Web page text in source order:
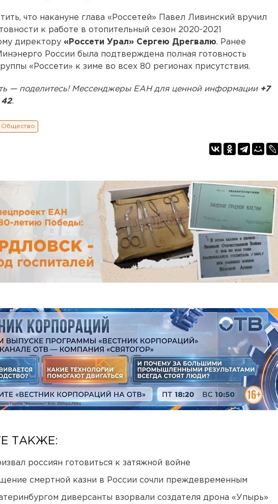
что накануне глава «Россетей» Павел Ливинский вручил
к работе в отопительный сезон 2020-2021
директору «Россети Урал» Сергею Дрегвалю. Ранее
России была подтверждена полная готовность
«Россети» к зиме во всех 80 регионах присутствия.
— поделитесь! Мессенджеры ЕАН для ценной информации +7
42.
Общество
ТАКЖЕ:
россиян готовиться к затяжной войне
смертной казни в России сочли преждевременным
диверсанты взорвали создателя дрона «Упырь»